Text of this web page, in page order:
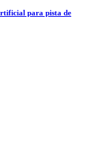
para pista de